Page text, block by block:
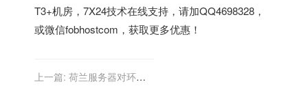
T3+机房，7X24技术在线支持，请加QQ4698328，
或微信fobhostcom，获取更多优惠！
上一篇: 荷兰服务器对环境